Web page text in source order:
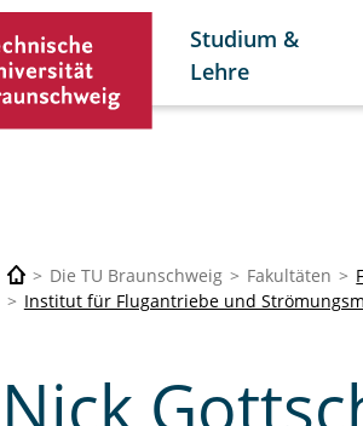
Studium &
Lehre
Die TU Braunschweig Fakultäten
Institut für Flugantriebe und
Nick